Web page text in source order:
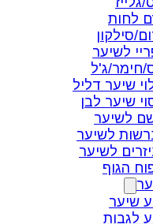
לחות
סילקון
לשיער
חימר/ג'ל
שיער דליל
שיער לבן
לשיער
לשיער
לשיער
הגוף
שיער
לגבות